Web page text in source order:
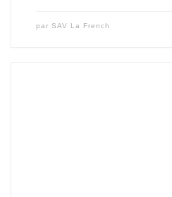
par SAV La French